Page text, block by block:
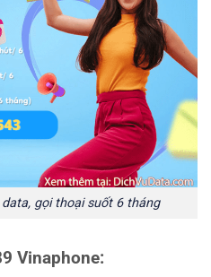
gọi thoại suốt 6 tháng
Vinaphone: